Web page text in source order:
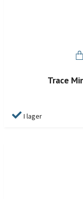
Trace
I lager